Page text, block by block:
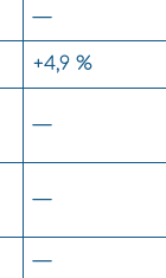
—
+4,9 %
—
—
—